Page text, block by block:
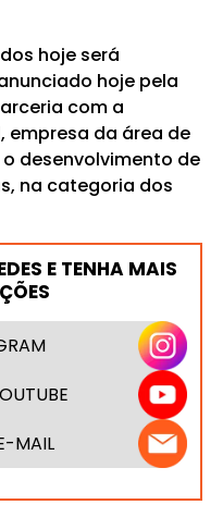
hoje será
hoje pela
com a
empresa da área de
desenvolvimento de
na categoria dos
E TENHA MAIS
MAIL